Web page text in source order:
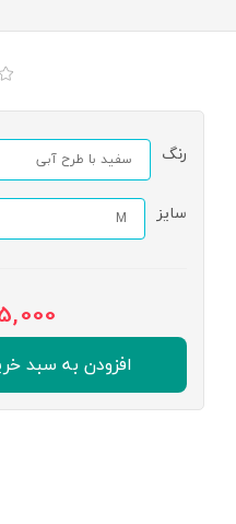
رنگ
سایز
افزودن به سبد